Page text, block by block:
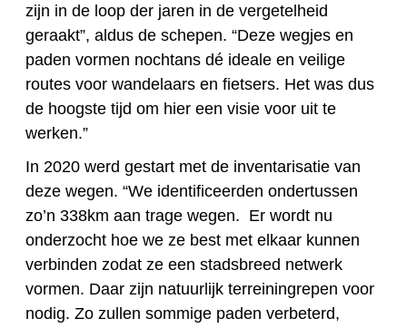
zijn in de loop der jaren in de vergetelheid
geraakt”, aldus de schepen. “Deze wegjes en
paden vormen nochtans dé ideale en veilige
routes voor wandelaars en fietsers. Het was dus
de hoogste tijd om hier een visie voor uit te
werken.”
In 2020 werd gestart met de inventarisatie van
deze wegen. “We identificeerden ondertussen
zo’n 338km aan trage wegen. Er wordt nu
onderzocht hoe we ze best met elkaar kunnen
verbinden zodat ze een stadsbreed netwerk
vormen. Daar zijn natuurlijk terreiningrepen voor
nodig. Zo zullen sommige paden verbeterd,